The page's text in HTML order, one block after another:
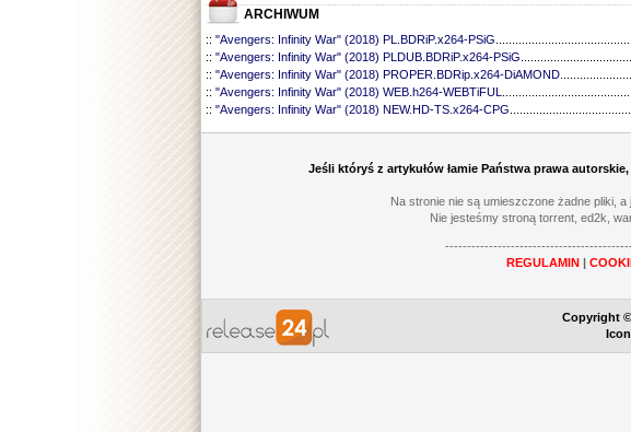
ARCHIWUM
:: "Avengers: Infinity War" (2018) PL.BDRiP.x264-PSiG
:: "Avengers: Infinity War" (2018) PLDUB.BDRiP.x264-PSiG
:: "Avengers: Infinity War" (2018) PROPER.BDRip.x264-DiAMOND
:: "Avengers: Infinity War" (2018) WEB.h264-WEBTiFUL
:: "Avengers: Infinity War" (2018) NEW.HD-TS.x264-CPG
Jeśli któryś z artykułów łamie Państwa prawa
Na stronie nie są umieszczone żadne pliki, a
Nie jesteśmy stroną torrent, ed2k,
REGULAMIN
Copyright ©